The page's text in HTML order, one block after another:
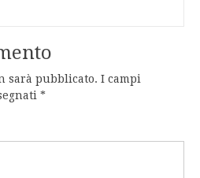
sarà pubblicato. I campi
*